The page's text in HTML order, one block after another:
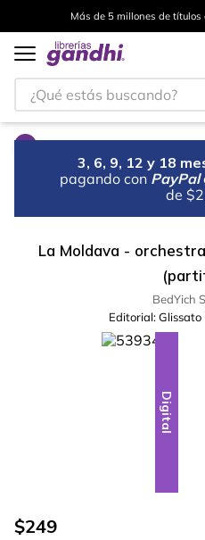
Más de 5 millones de
¿Qué estás buscando?
3, 6, 9, 12 y 18
pagando con PayPal
de
La Moldava -
BedYich
Editorial: Glissato
Digital
$249